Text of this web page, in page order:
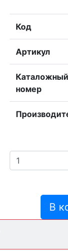
Код
Артикул
Каталожный
номер
В